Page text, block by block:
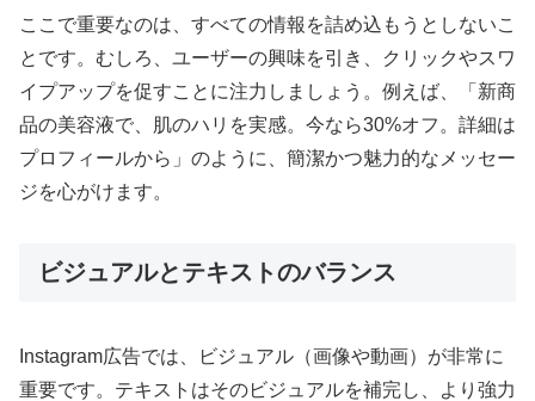
ここで重要なのは、すべての情報を詰め込もうとしないこ
とです。むしろ、ユーザーの興味を引き、クリックやスワ
イプアップを促すことに注力しましょう。例えば、「新商
品の美容液で、肌のハリを実感。今なら30%オフ。詳細は
プロフィールから」のように、簡潔かつ魅力的なメッセー
ジを心がけます。
ビジュアルとテキストのバランス
Instagram広告では、ビジュアル（画像や動画）が非常に
重要です。テキストはそのビジュアルを補完し、より強力